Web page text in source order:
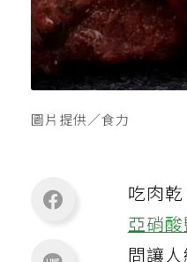
圖片提供／食力
吃肉
亞硝